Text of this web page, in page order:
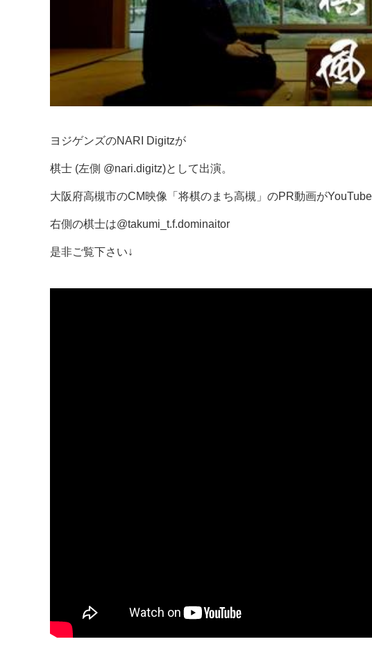
ヨジゲンズのNARI Digitzが
棋士 (左側 @nari.digitz)として出演。
大阪府高槻市のCM映像「将棋のまち高槻」のPR動画が
右側の棋士は@takumi_t.f.dominaitor
是非ご覧下さい↓